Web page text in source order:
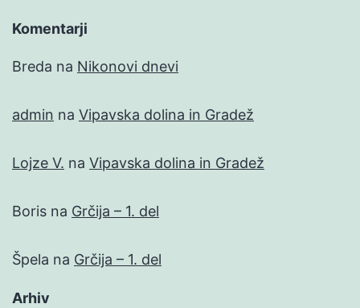
Komentarji
Breda na Nikonovi dnevi
admin na Vipavska dolina in Gradež
Lojze V. na Vipavska dolina in Gradež
Boris na Grčija – 1. del
Špela na Grčija – 1. del
Arhiv